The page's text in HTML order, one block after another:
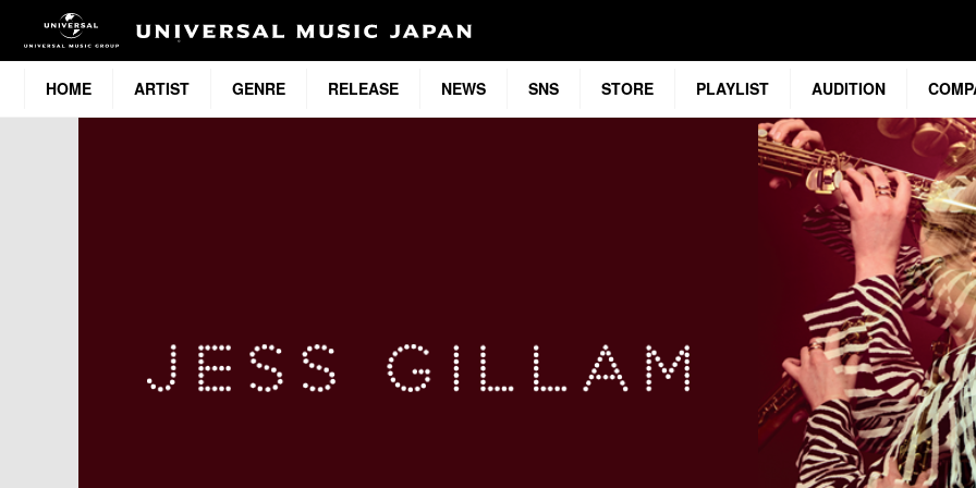
HOME ARTIST GENRE RELEASE NEWS SNS STORE PLAYLIST AUDITION